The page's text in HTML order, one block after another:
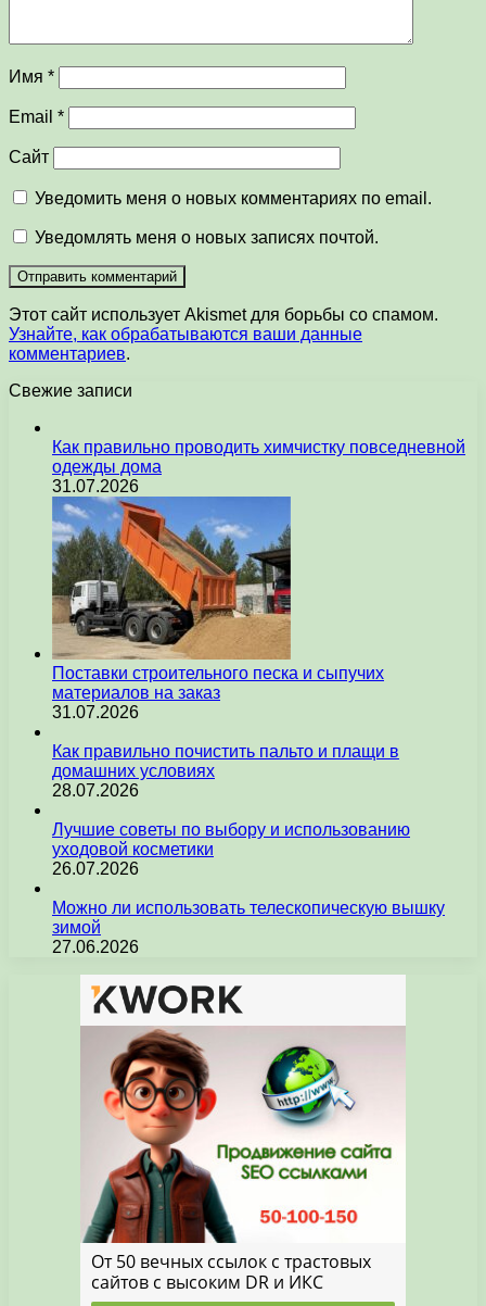
Имя *
Email *
Сайт
Уведомить меня о новых комментариях по email.
Уведомлять меня о новых записях почтой.
Этот сайт использует Akismet для борьбы со спамом.
Узнайте, как обрабатываются ваши данные
комментариев.
Свежие записи
Как правильно проводить химчистку повседневной
одежды дома
31.07.2026
Поставки строительного песка и сыпучих
материалов на заказ
31.07.2026
Как правильно почистить пальто и плащи в
домашних условиях
28.07.2026
Лучшие советы по выбору и использованию
уходовой косметики
26.07.2026
Можно ли использовать телескопическую вышку
зимой
27.06.2026